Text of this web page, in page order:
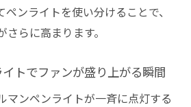
ンライトを使い分けることで、
らに高まります。
トでファンが盛り上がる瞬間
マンペンライトが一斉に点灯する